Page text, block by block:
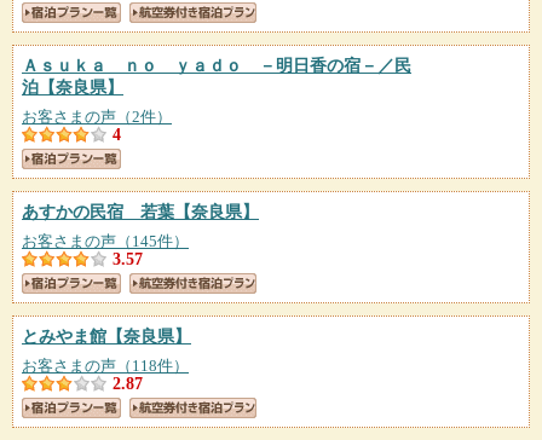
Ａｓｕｋａ ｎｏ ｙａｄｏ －明日香の宿－／民
泊 【奈良県】
お客さまの声（2件）
4
あすかの民宿 若葉 【奈良県】
お客さまの声（145件）
3.57
とみやま館 【奈良県】
お客さまの声（118件）
2.87